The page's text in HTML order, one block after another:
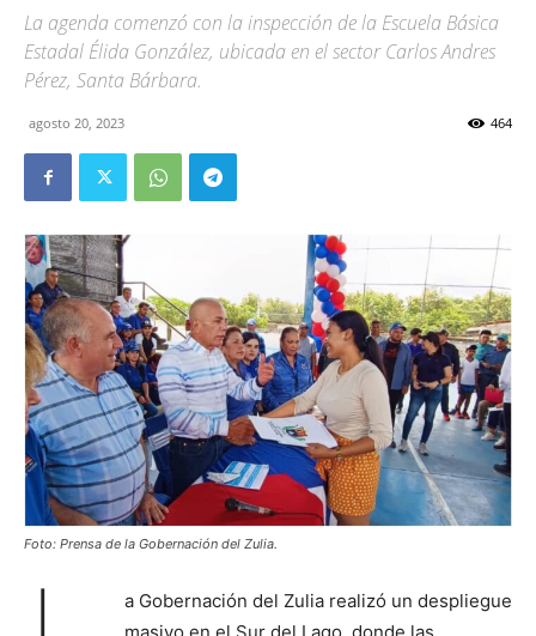
La agenda comenzó con la inspección de la Escuela Básica
Estadal Élida González, ubicada en el sector Carlos Andres
Pérez, Santa Bárbara.
agosto 20, 2023 464
Foto: Prensa de la Gobernación del Zulia.
a Gobernación del Zulia realizó un despliegue